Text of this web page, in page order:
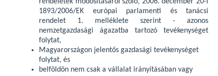
1893/2006/EK európai parlamenti és tanácsi
rendelet 1. melléklete szerint - azonos
nemzetgazdasági ágazatba tartozó tevékenységet
folytat,
Magyarországon jelentős gazdasági tevékenységet
folytat, és
belföldön nem csak a vállalat irányításában vagy